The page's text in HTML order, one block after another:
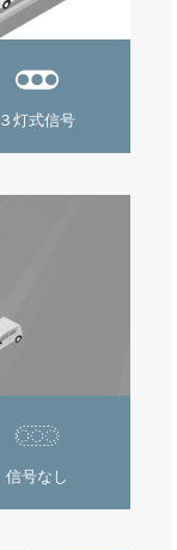
３灯式信号
信号なし